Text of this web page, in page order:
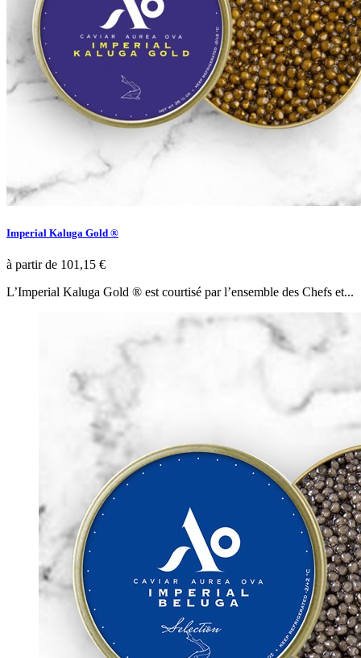
Imperial Kaluga Gold ®
à partir de 101,15 €
L’Imperial Kaluga Gold ® est courtisé par l’ensemble des Chefs et...